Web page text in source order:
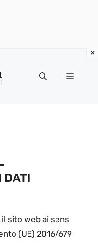
Menu
DATI
sito web ai sensi
(UE) 2016/679